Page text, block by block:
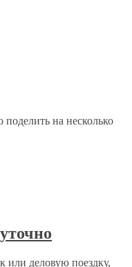
на несколько
или деловую поездку,